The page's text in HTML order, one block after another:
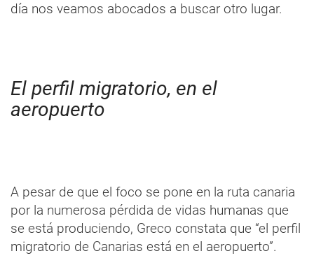
día nos veamos abocados a buscar otro lugar.
El perfil migratorio, en el
aeropuerto
A pesar de que el foco se pone en la ruta canaria
por la numerosa pérdida de vidas humanas que
se está produciendo, Greco constata que “el perfil
migratorio de Canarias está en el aeropuerto”.